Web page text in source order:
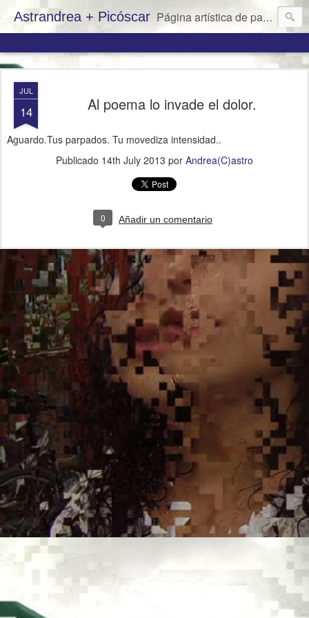
Astrandrea + Picóscar Página artística de pareja: Andrea Castro y Óscar Pico
JUL
14 Al poema lo invade el dolor.
Aguardo.Tus parpados. Tu movediza intensidad..
Publicado 14th July 2013 por Andrea(C)astro
0 Añadir un comentario